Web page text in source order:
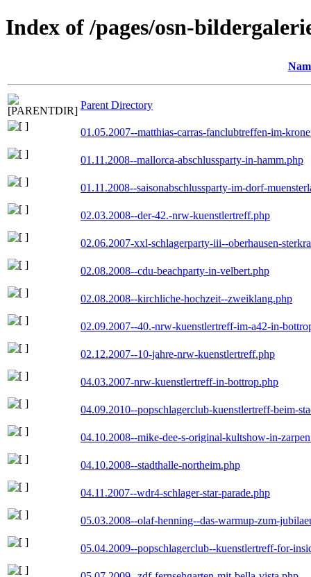
Index of /pages/osn-
Parent Directory
01.05.2007--matthias-carras-fanclubtreffen-im-
01.11.2008--mallorca-abschlussparty-in-hamm.php
01.11.2008--saisonabschlussparty-im-dorf-
02.03.2008--der-42.-nrw-kuenstlertreff.php
02.06.2007-xxl-schlagerparty-iii--oberhausen-
02.08.2008--cdu-beachparty-in-velbert.php
02.08.2008--kirchliche-hochzeit--zweiklang.php
02.09.2007--40.-nrw-kuenstlertreff-im-a42-in-
02.12.2007--10-jahre-nrw-kuenstlertreff.php
04.03.2007-nrw-kuenstlertreff-in-bottrop.php
04.09.2010--popschlagerclub-kuenstlertreff-beim-
04.10.2008--mike-dee-s-original-kultshow-in-
04.10.2008--stadthalle-northeim.php
04.11.2007--wdr4-schlager-star-parade.php
05.03.2008--olaf-henning--das-warmup-zum-
05.04.2009--popschlagerclub--kuenstlertreff-for-